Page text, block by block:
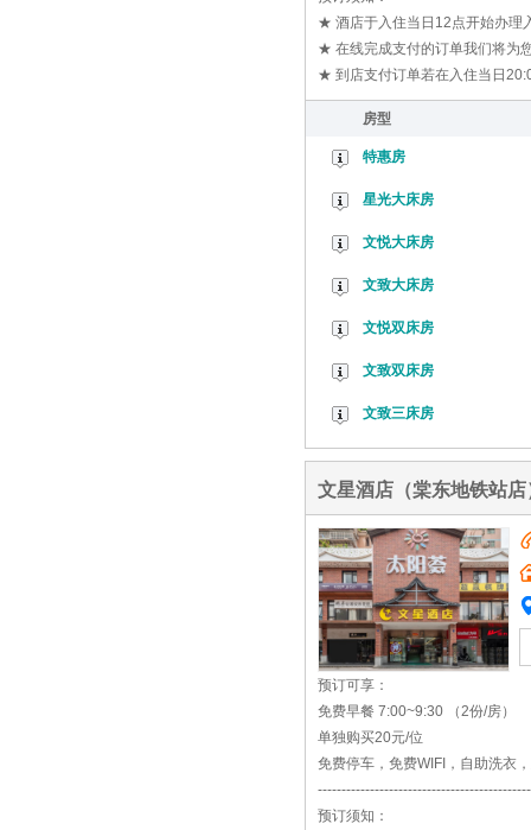
★ 酒店于入住当日12点开始办理
★ 在线完成支付的订单我们将为
★ 到店支付订单若在入住当日
房型
特惠房
星光大床房
文悦大床房
文致大床房
文悦双床房
文致双床房
文致三床房
文星酒店（棠东地铁站店
预订可享：
免费早餐 7:00~9:30 （2份/房）
单独购买20元/位
免费停车，免费WIFI，自助洗衣
预订须知：